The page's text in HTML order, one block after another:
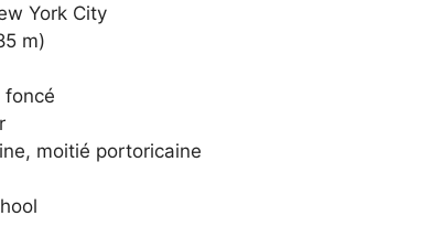
York City
m)
foncé
moitié portoricaine